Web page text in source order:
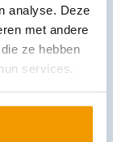
analyse. Deze
met andere
ze hebben
services.